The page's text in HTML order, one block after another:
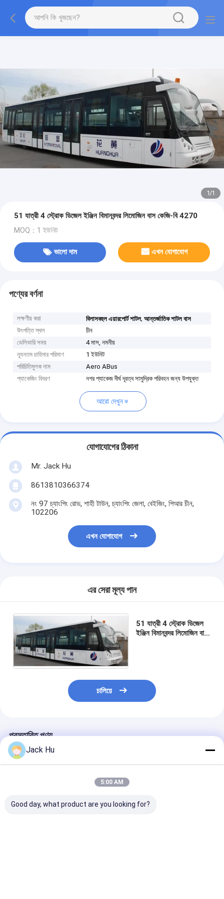
1/1
51 যাত্রী 4 স্ট্রোক ডিজেল ইঞ্জিন বিমানবন্দর লিমোজিন বাস কেজি-বি 4270
MOQ：1 ইউনিট
ভালো দাম এখন যোগাযোগ
পণ্যের বর্ণনা
লক্ষণীয় করা বিলাসবহুল এয়ারপোর্ট শাটল,আন্তর্জাতিক শাটল বাস
উৎপত্তি স্থল
চীন
ডেলিভারি সময়
4 মাস, নমনীয়
ন্যূনতম চাহিদার পরিমাণ
1 ইউনিট
পরিচিতিমুলক নাম
Aero ABus
প্যাকেজিং বিবরণ
নগর প্যাকেজ দীর্ঘ দূরত্ব সামুদ্রিক পরিবহন জন্য উপযুক্ত
আরো দেখুন
যোগাযোগের ঠিকানা
Mr. Jack Hu
8613810366374
নং 97 চ্যাংপিং রোড, শাহী টাউন, চ্যাংপিং জেলা, বেইজিং, পিআর চীন,
102206
এখন যোগাযোগ
এর সেরা মূল্য পান
51 যাত্রী 4 স্ট্রোক ডিজেল
ইঞ্জিন বিমানবন্দর লিমোজিন বাস
চালিয়ে
প্রস্তাবিত পণ্য
Jack Hu
5:00 AM
Good day, what product are you looking for?